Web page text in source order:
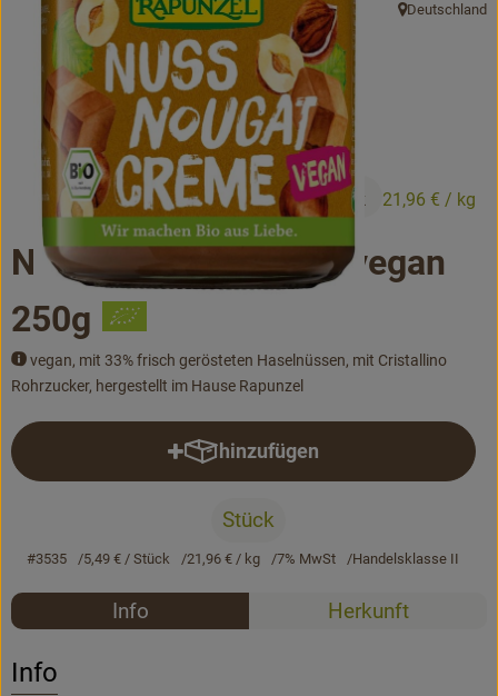
Kühltheke
Vorratskammer...
Drogerie
Getränke
Alternativen zu ...
Unser Lieferservice
Über uns
Nuss-Nougat-Creme vegan
250g
vegan, mit 33% frisch gerösteten Haselnüssen, mit Cristallino
Rohrzucker, hergestellt im Hause Rapunzel
5,49 €/ Stück 21,96 € / kg
, Herkunft:
Deutschland
hinzufügen
Produkt zum Warenkorb
Stück
#3535 5,49 €/ Stück 21,96 €/ kg 7% MwSt Handelsklasse II
Rezepte
Info Herkunft
Info